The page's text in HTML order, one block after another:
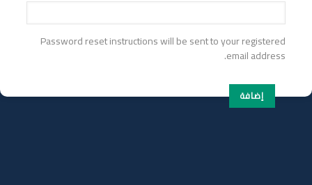
Password reset instructions will be sent to your registered
email address.